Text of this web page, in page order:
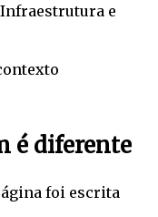
e
é diferente
foi escrita